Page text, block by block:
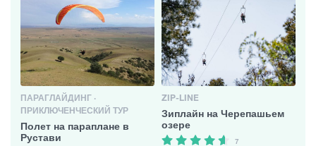
ПАРАГЛАЙДИНГ ·
ПРИКЛЮЧЕНЧЕСКИЙ ТУР
Полет на параплане в
Рустави
ZIP-LINE
Зиплайн на Черепашьем
озере
7